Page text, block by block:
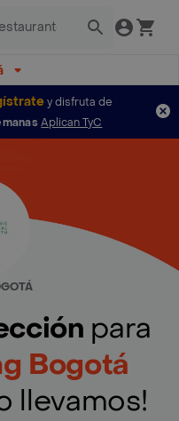
y disfruta de
Aplican TyC
para
Bogotá
llevamos!